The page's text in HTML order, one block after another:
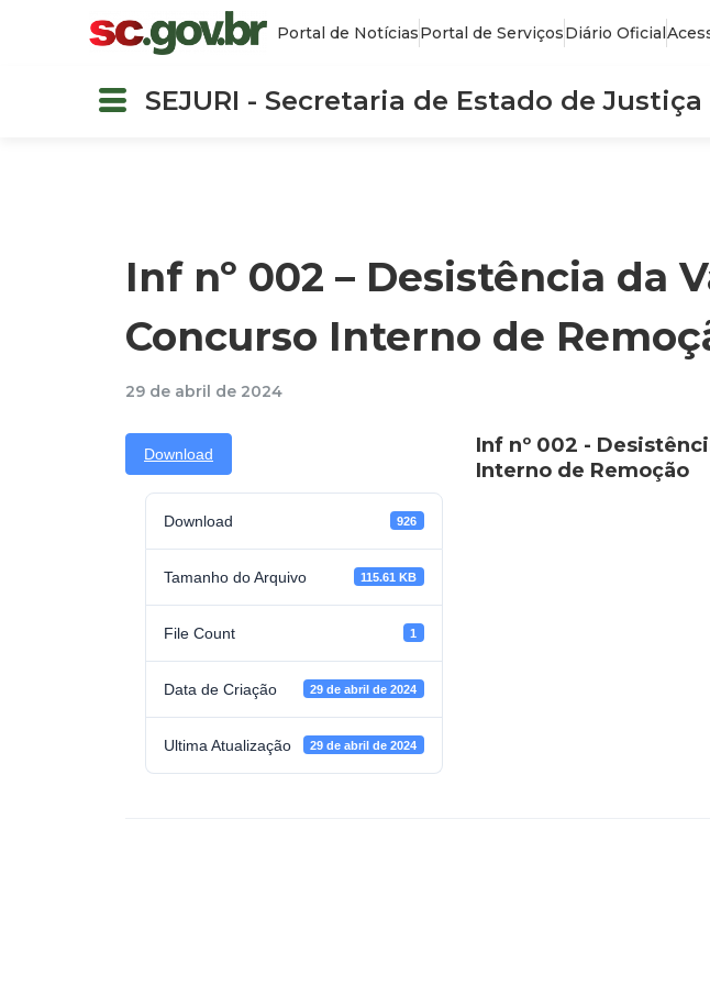
Portal de NotíciasPortal de ServiçosDiário Oficial
SEJURI - Secretaria de Estado de
Inf nº 002 – Desistência da
Concurso Interno de
29 de abril de 2024
Download
Download 926
Tamanho do Arquivo 115.61 KB
File Count 1
Data de Criação 29 de abril de 2024
Ultima Atualização 29 de abril de 2024
Inf nº 002 -
Interno de Remoção